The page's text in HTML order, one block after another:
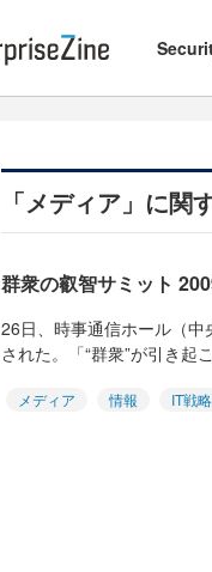
「メディア」に関
群衆の叡智サミット
26日、時事通信ホール（
された。「“群衆”が引き起
メディア 情報
IT戦略